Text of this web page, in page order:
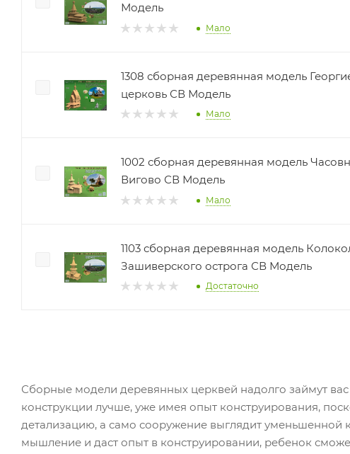
Модель
Мало
1308 сборная деревянная модель
церковь СВ Модель
Мало
1002 сборная деревянная модель
Вигово СВ Модель
Мало
1103 сборная деревянная модель
Зашиверского острога СВ Модель
Достаточно
Сборные модели деревянных церквей надолго займут
конструкции лучше, уже имея опыт конструирования,
детализацию, а само сооружение выглядит уменьшенной
мышление и даст опыт в конструировании, ребенок